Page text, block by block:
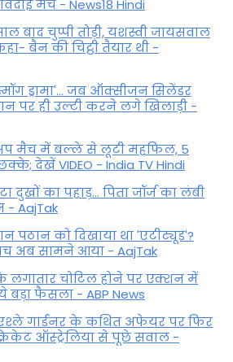
मैच - News18 Hindi
बाद चुप्पी तोड़ी, यशस्वी जायसवाल
बैन की चिट्ठी तैयार थी -
ड्रामा'... जब ऑक्सीजन सिलेंडर
पर ही उल्टी करने लगे खिलाड़ी -
मैच में बल्ले से लूटी महफिल, 5
देखें VIDEO - India TV Hindi
दुखों का पहाड़... पिता जॉर्ज का लंबी
- AajTak
पठान को दिखाया था 'एटीट्यूड'?
अब सामने आया - AajTak
लगातार चोटिल होने पर एक्शन में
बड़ा फैसला - ABP News
गार्डनर के कथित अफेयर पर फिर
ऑस्ट्रेलिया से पूछे सवाल -